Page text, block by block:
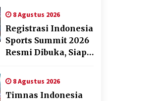
melalui Fun Walk di
Ternate
8 Agustus 2026
Registrasi Indonesia
Sports Summit 2026
Resmi Dibuka, Siap
Pengalaman Beyond
the Game
8 Agustus 2026
Timnas Indonesia